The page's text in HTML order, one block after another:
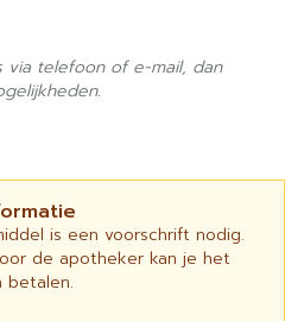
is een voorschrift nodig.
de apotheker kan je het
betalen.
via telefoon of e-mail, dan